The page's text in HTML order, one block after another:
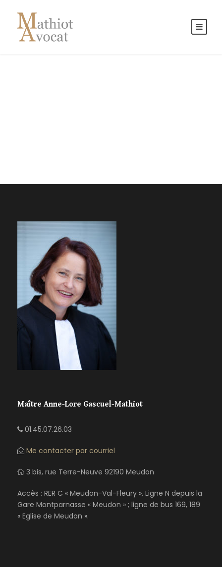
Maître Anne-Lore Gascuel-Mathiot
01.45.07.26.03
Me contacter par courriel
3 bis, rue Terre-Neuve 92190 Meudon
Accès : RER C « Meudon-Val-Fleury », Ligne N depuis la
Gare Montparnasse « Meudon » ; ligne de bus 169, 189
« Eglise de Meudon ».